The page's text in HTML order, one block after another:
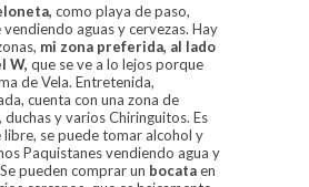
como playa de paso,
aguas y cervezas. Hay
mi zona preferida, al lado
W, que se ve a lo lejos porque
de Vela. Entretenida,
cuenta con una zona de
duchas y varios Chiringuitos. Es
se puede tomar alcohol y
Paquistanes vendiendo agua y
pueden comprar un bocataen